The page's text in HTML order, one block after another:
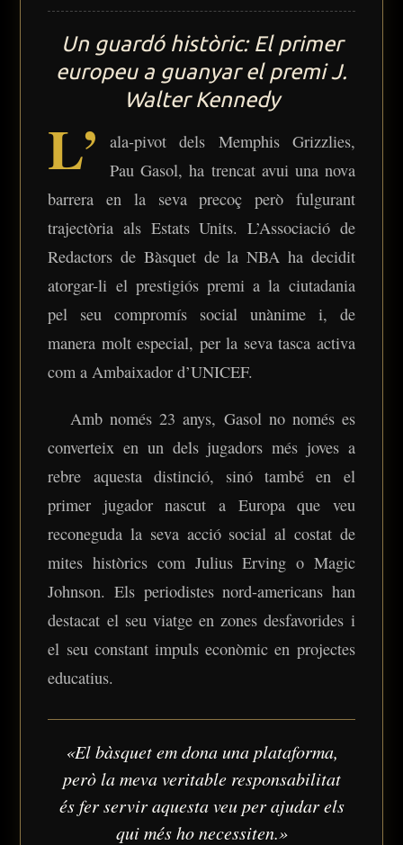
Ves al
Un guardó històric: El primer
europeu a guanyar el premi J.
Walter Kennedy
L’
ala-pivot dels Memphis Grizzlies,
Pau Gasol, ha trencat avui una nova
barrera en la seva precoç però fulgurant
trajectòria als Estats Units. L’Associació de
Redactors de Bàsquet de la NBA ha decidit
atorgar-li el prestigiós premi a la ciutadania
pel seu compromís social unànime i, de
manera molt especial, per la seva tasca activa
com a Ambaixador d’UNICEF.
Amb només 23 anys, Gasol no només es
converteix en un dels jugadors més joves a
rebre aquesta distinció, sinó també en el
primer jugador nascut a Europa que veu
reconeguda la seva acció social al costat de
mites històrics com Julius Erving o Magic
Johnson. Els periodistes nord-americans han
destacat el seu viatge en zones desfavorides i
el seu constant impuls econòmic en projectes
educatius.
«El bàsquet em dona una plataforma,
però la meva veritable responsabilitat
és fer servir aquesta veu per ajudar els
qui més ho necessiten.»